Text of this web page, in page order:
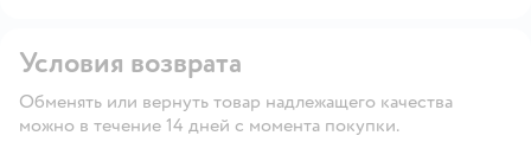
Условия возврата
Обменять или вернуть товар надлежащего качества
можно в течение 14 дней с момента покупки.